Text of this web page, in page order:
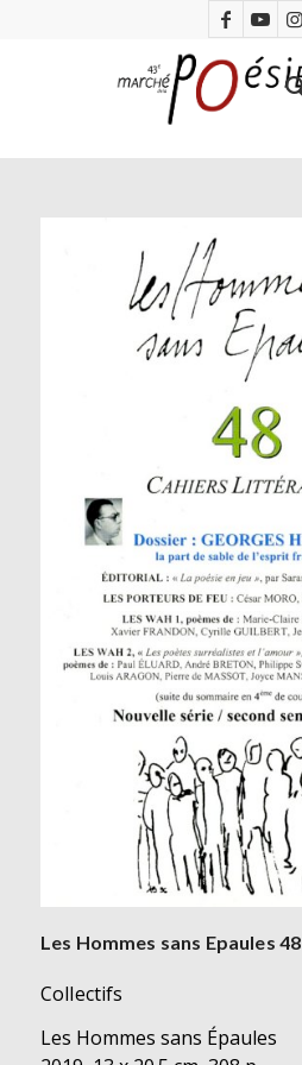
Les Hommes sans Epaules 48
Collectifs
Les Hommes sans Épaules